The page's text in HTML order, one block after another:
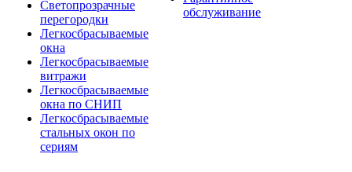
Светопрозрачные
перегородки
Легкосбрасываемые
окна
Легкосбрасываемые
витражи
Легкосбрасываемые
окна по СНИП
Легкосбрасываемые
стальных окон по
сериям
обслуживание